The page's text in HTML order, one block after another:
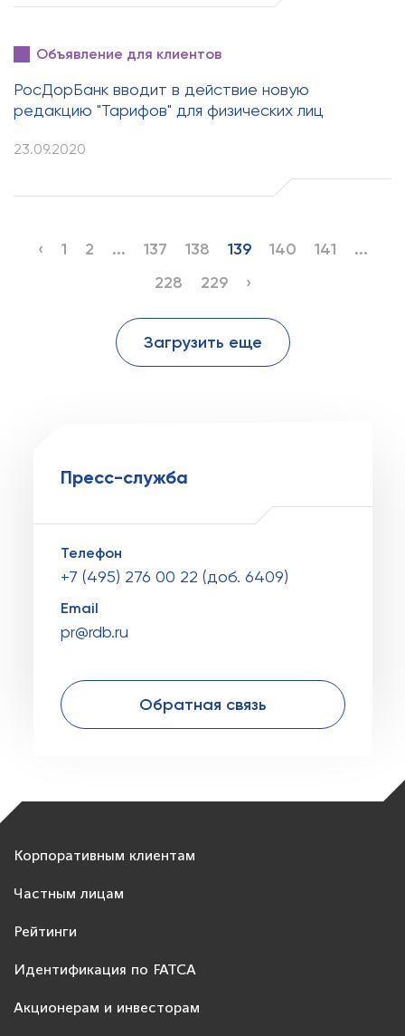
Объявление для клиентов
РосДорБанк вводит в действие новую
редакцию "Тарифов" для физических лиц
23.09.2020
‹ 1 2 ... 137 138 139 140 141
...
228
229 ›
Загрузить еще
Пресс-служба
Телефон
+7 (495) 276 00 22 (доб. 6409)
Email
pr@rdb.ru
Обратная связь
Корпоративным клиентам
Частным лицам
Рейтинги
Идентификация по FATCA
Акционерам и инвесторам